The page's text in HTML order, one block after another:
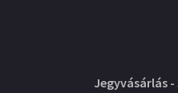
Jegyvásárlás -